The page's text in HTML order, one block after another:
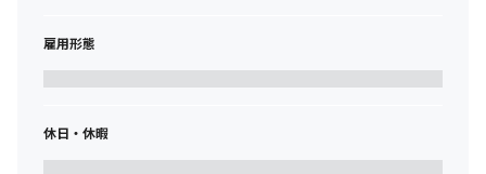
雇用形態
休日・休暇